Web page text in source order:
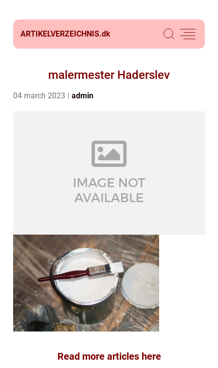
ARTIKELVERZEICHNIS.dk
malermester Haderslev
04 march 2023 admin
Read more articles here